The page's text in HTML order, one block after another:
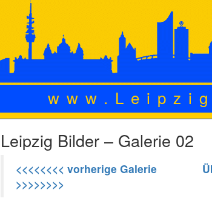
Leipzig Bilder – Galerie 02
<<<<<<<< vorherige Galerie
>>>>>>>>